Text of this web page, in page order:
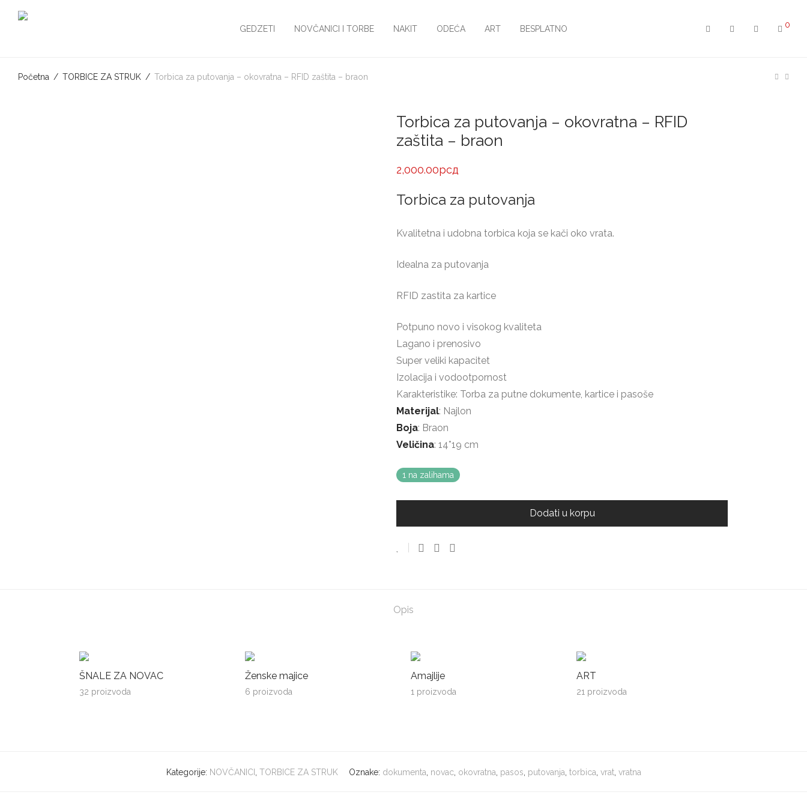
GEDZETI NOVČANICI I TORBE NAKIT ODEĆA ART BESPLATNO 0
Početna / TORBICE ZA STRUK / Torbica za putovanja – okovratna – RFID zaštita – braon
Torbica za putovanja – okovratna – RFID
zaštita – braon
2,000.00рсд
Torbica za putovanja
Kvalitetna i udobna torbica koja se kači oko vrata.
Idealna za putovanja
RFID zastita za kartice
Potpuno novo i visokog kvaliteta
Lagano i prenosivo
Super veliki kapacitet
Izolacija i vodootpornost
Karakteristike: Torba za putne dokumente, kartice i pasoše
Materijal: Najlon
Boja: Braon
Veličina: 14*19 cm
1 na zalihama
Dodati u korpu
Opis
ŠNALE ZA NOVAC
32 proizvoda
Ženske majice
6 proizvoda
Amajlije
1 proizvoda
ART
21 proizvoda
Kategorije: NOVČANICI TORBICE ZA STRUK Oznake: dokumenta novac, okovratna pasos putovanja torbica vrat, vratna